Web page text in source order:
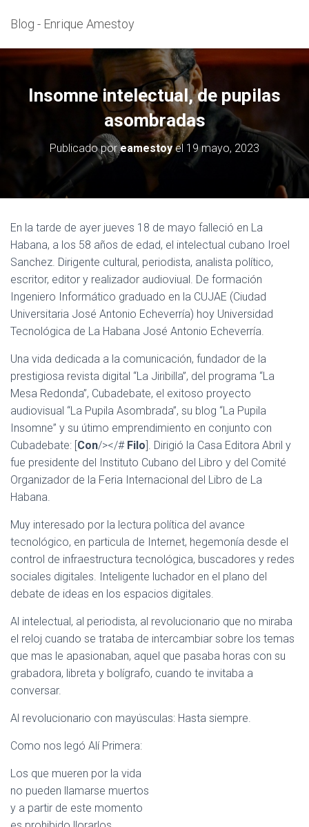
Blog - Enrique Amestoy
Insomne intelectual, de pupilas
asombradas
Publicado poreamestoy el 19 mayo, 2023
En la tarde de ayer jueves 18 de mayo falleció en La
Habana, a los 58 años de edad, el intelectual cubano Iroel
Sanchez. Dirigente cultural, periodista, analista político,
escritor, editor y realizador audioviual. De formación
Ingeniero Informático graduado en la CUJAE (Ciudad
Universitaria José Antonio Echeverría) hoy Universidad
Tecnológica de La Habana José Antonio Echeverría.
Una vida dedicada a la comunicación, fundador de la
prestigiosa revista digital “La Jiribilla”, del programa “La
Mesa Redonda”, Cubadebate, el exitoso proyecto
audiovisual “La Pupila Asombrada”, su blog “La Pupila
Insomne” y su útimo emprendimiento en conjunto con
Cubadebate: [Con/></# Filo]. Dirigió la Casa Editora Abril y
fue presidente del Instituto Cubano del Libro y del Comité
Organizador de la Feria Internacional del Libro de La
Habana.
Muy interesado por la lectura política del avance
tecnológico, en particula de Internet, hegemonía desde el
control de infraestructura tecnológica, buscadores y redes
sociales digitales. Inteligente luchador en el plano del
debate de ideas en los espacios digitales.
Al intelectual, al periodista, al revolucionario que no miraba
el reloj cuando se trataba de intercambiar sobre los temas
que mas le apasionaban, aquel que pasaba horas con su
grabadora, libreta y bolígrafo, cuando te invitaba a
conversar.
Al revolucionario con mayúsculas: Hasta siempre.
Como nos legó Alí Primera:
Los que mueren por la vida
no pueden llamarse muertos
y a partir de este momento